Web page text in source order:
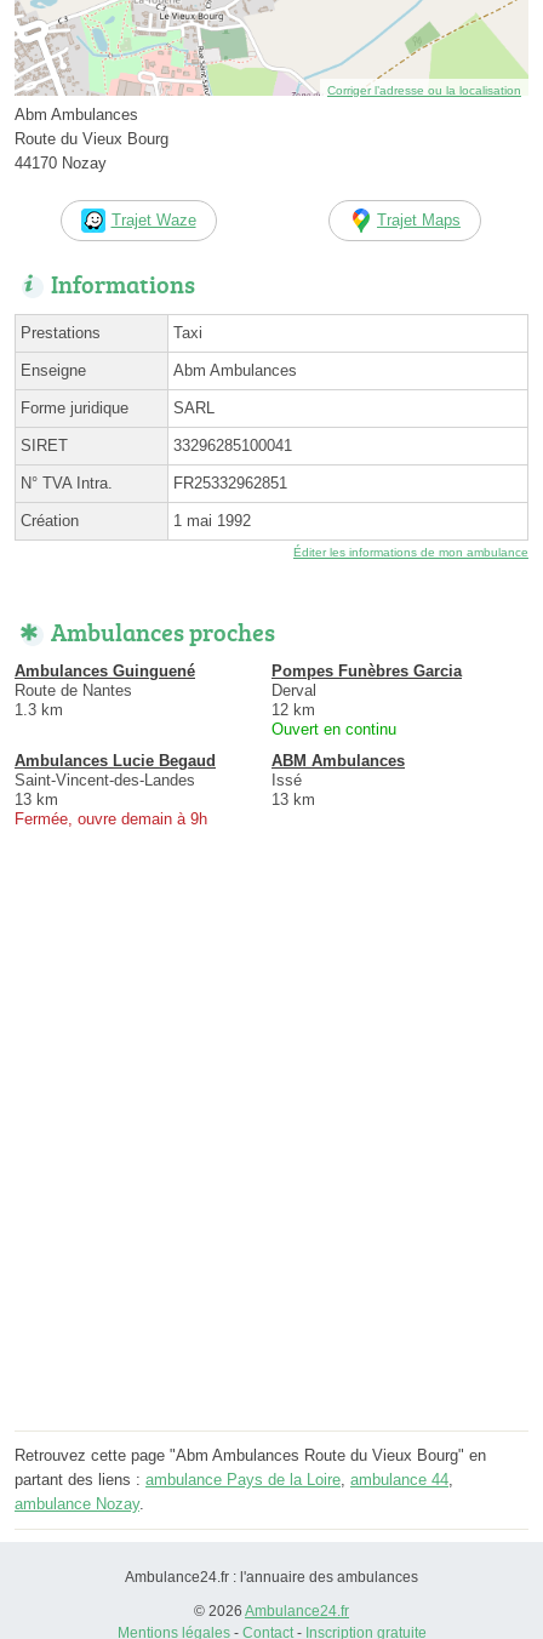
Corriger l’adresse ou la localisation
Abm Ambulances
Route du Vieux Bourg
44170 Nozay
Trajet Waze Trajet Maps
Informations
Prestations Taxi
Enseigne Abm Ambulances
Forme juridique SARL
SIRET 33296285100041
N° TVA Intra. FR25332962851
Création 1 mai 1992
Éditer les informations de mon ambulance
Ambulances proches
Ambulances Guinguené
Route de Nantes
1.3 km
Pompes Funèbres Garcia
Derval
12 km
Ouvert en continu
Ambulances Lucie Begaud
Saint-Vincent-des-Landes
13 km
Fermée, ouvre demain à 9h
ABM Ambulances
Issé
13 km
Retrouvez cette page "Abm Ambulances Route du Vieux Bourg" en
partant des liens : ambulance Pays de la Loire, ambulance 44,
ambulance Nozay.
Ambulance24.fr : l'annuaire des ambulances
© 2026 Ambulance24.fr
Mentions légales- Contact- Inscription gratuite